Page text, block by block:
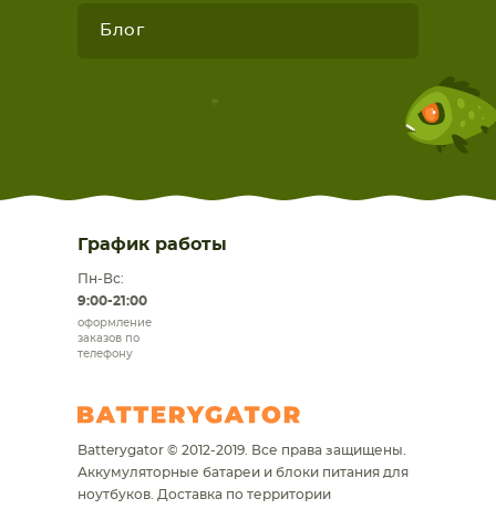
Блог
График работы
Пн-Вс:
9:00-21:00
оформление
заказов по
телефону
Batterygator © 2012-2019. Все права защищены.
Аккумуляторные батареи и блоки питания для
ноутбуков. Доставка по территории